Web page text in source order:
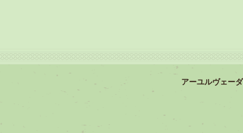
アーユルヴェー